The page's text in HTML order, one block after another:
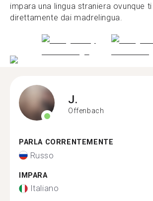
impara una lingua straniera ovunque
direttamente dai madrelingua.
J.
Offenbach
PARLA CORRENTEMENTE
Russo
IMPARA
Italiano